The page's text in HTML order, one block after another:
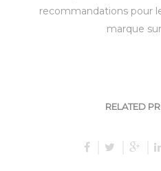
recommandations pour
marque
RELATED